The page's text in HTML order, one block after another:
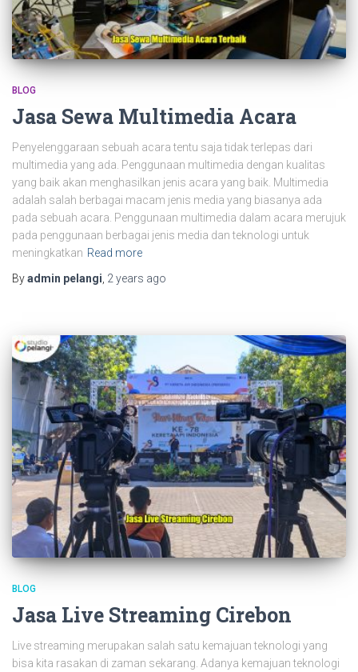
BLOG
Jasa Sewa Multimedia Acara
Penyelenggaraan sebuah acara tentu saja tidak terlepas dari
multimedia yang ada. Penggunaan multimedia dengan kualitas
yang baik akan menghasilkan jenis acara yang baik. Multimedia
adalah salah berbagai macam jenis media yang biasanya ada
pada sebuah acara. Penggunaan multimedia dalam acara merujuk
pada penggunaan berbagai jenis media dan teknologi untuk
meningkatkan Read more
Byadmin pelangi 2 years ago
BLOG
Jasa Live Streaming Cirebon
Live streaming merupakan salah satu kemajuan teknologi yang
bisa kita rasakan di zaman sekarang. Adanya kemajuan teknologi